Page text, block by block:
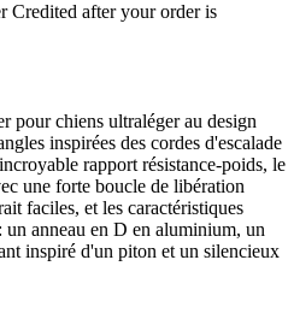
Credited after your order is
chiens ultraléger au design
inspirées des cordes d'escalade
rapport résistance-poids, le
une forte boucle de libération
faciles, et les caractéristiques
anneau en D en aluminium, un
inspiré d'un piton et un silencieux